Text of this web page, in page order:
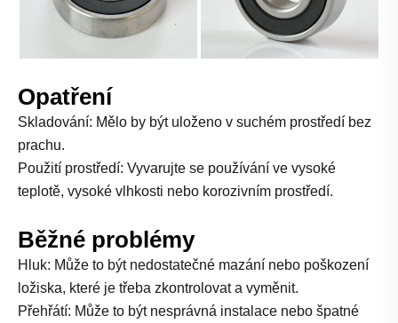
Opatření
Skladování: Mělo by být uloženo v suchém prostředí bez
prachu.
Použití prostředí: Vyvarujte se používání ve vysoké
teplotě, vysoké vlhkosti nebo korozivním prostředí.
Běžné problémy
Hluk: Může to být nedostatečné mazání nebo poškození
ložiska, které je třeba zkontrolovat a vyměnit.
Přehřátí: Může to být nesprávná instalace nebo špatné